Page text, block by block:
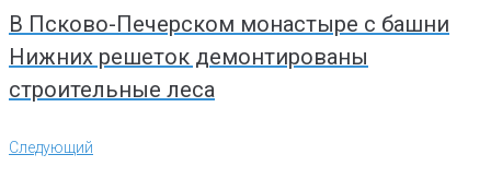
В Псково-Печерском монастыре с башни
Нижних решеток демонтированы
строительные леса
Следующий
Следующий